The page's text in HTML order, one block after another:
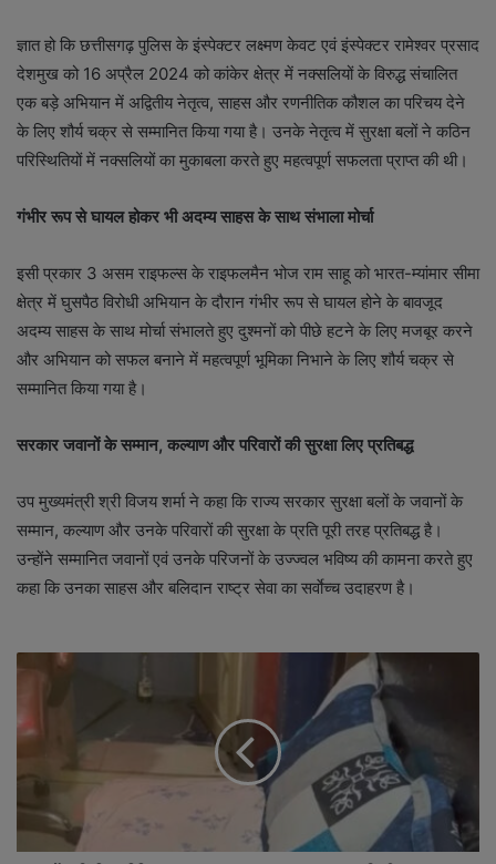
ज्ञात हो कि छत्तीसगढ़ पुलिस के इंस्पेक्टर लक्ष्मण केवट एवं इंस्पेक्टर रामेश्वर प्रसाद
देशमुख को 16 अप्रैल 2024 को कांकेर क्षेत्र में नक्सलियों के विरुद्ध संचालित
एक बड़े अभियान में अद्वितीय नेतृत्व, साहस और रणनीतिक कौशल का परिचय देने
के लिए शौर्य चक्र से सम्मानित किया गया है। उनके नेतृत्व में सुरक्षा बलों ने कठिन
परिस्थितियों में नक्सलियों का मुकाबला करते हुए महत्वपूर्ण सफलता प्राप्त की थी।
गंभीर रूप से घायल होकर भी अदम्य साहस के साथ संभाला मोर्चा
इसी प्रकार 3 असम राइफल्स के राइफलमैन भोज राम साहू को भारत-म्यांमार सीमा
क्षेत्र में घुसपैठ विरोधी अभियान के दौरान गंभीर रूप से घायल होने के बावजूद
अदम्य साहस के साथ मोर्चा संभालते हुए दुश्मनों को पीछे हटने के लिए मजबूर करने
और अभियान को सफल बनाने में महत्वपूर्ण भूमिका निभाने के लिए शौर्य चक्र से
सम्मानित किया गया है।
सरकार जवानों के सम्मान, कल्याण और परिवारों की सुरक्षा लिए प्रतिबद्ध
उप मुख्यमंत्री श्री विजय शर्मा ने कहा कि राज्य सरकार सुरक्षा बलों के जवानों के
सम्मान, कल्याण और उनके परिवारों की सुरक्षा के प्रति पूरी तरह प्रतिबद्ध है।
उन्होंने सम्मानित जवानों एवं उनके परिजनों के उज्ज्वल भविष्य की कामना करते हुए
कहा कि उनका साहस और बलिदान राष्ट्र सेवा का सर्वाेच्च उदाहरण है।